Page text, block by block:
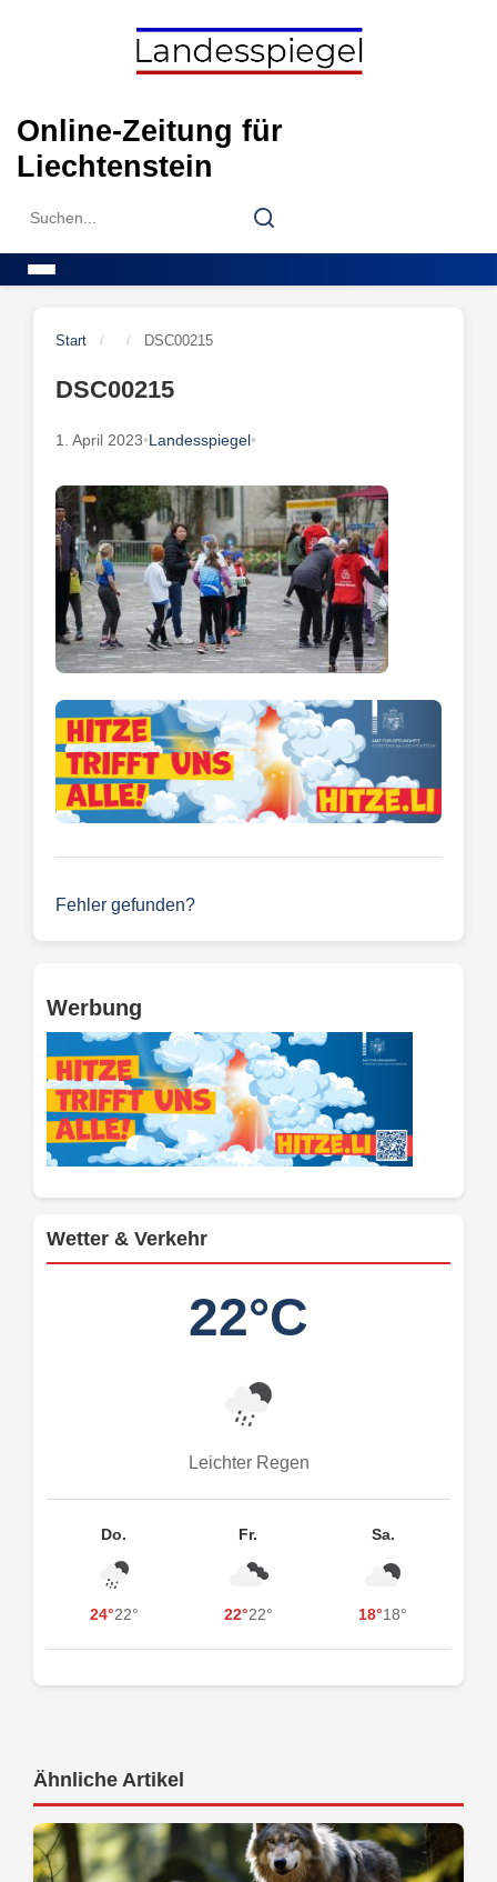
Online-Zeitung für
Liechtenstein
Search
Search
Start / / DSC00215
DSC00215
1. April 2023•Landesspiegel•
Fehler gefunden?
Werbung
Wetter & Verkehr
22°C
Leichter Regen
Do.
24°22°
Fr.
22°22°
Sa.
18°18°
Ähnliche Artikel